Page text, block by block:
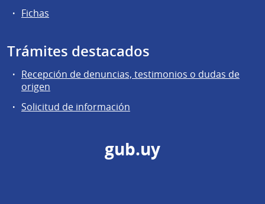
Fichas
Trámites destacados
Recepción de denuncias, testimonios o dudas de
origen
Solicitud de información
gub.uy